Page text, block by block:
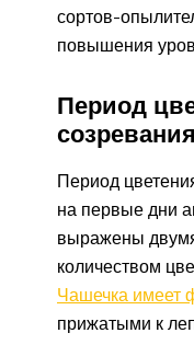
сортов-
повышения
Период
созревания
Период
на первые дни
выражены
количеством
Чашечка имеет
прижатыми к